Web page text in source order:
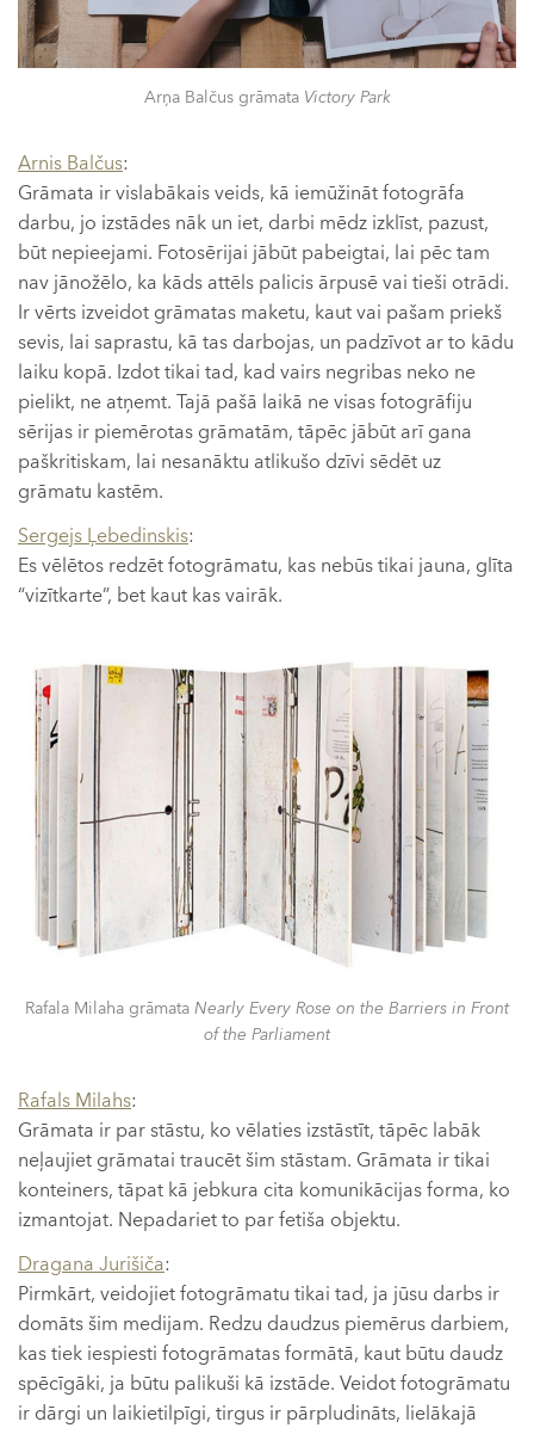
Arņa Balčus grāmata Victory Park
Arnis Balčus:
Grāmata ir vislabākais veids, kā iemūžināt fotogrāfa
darbu, jo izstādes nāk un iet, darbi mēdz izklīst, pazust,
būt nepieejami. Fotosērijai jābūt pabeigtai, lai pēc tam
nav jānožēlo, ka kāds attēls palicis ārpusē vai tieši otrādi.
Ir vērts izveidot grāmatas maketu, kaut vai pašam priekš
sevis, lai saprastu, kā tas darbojas, un padzīvot ar to kādu
laiku kopā. Izdot tikai tad, kad vairs negribas neko ne
pielikt, ne atņemt. Tajā pašā laikā ne visas fotogrāfiju
sērijas ir piemērotas grāmatām, tāpēc jābūt arī gana
paškritiskam, lai nesanāktu atlikušo dzīvi sēdēt uz
grāmatu kastēm.
Sergejs Ļebedinskis:
Es vēlētos redzēt fotogrāmatu, kas nebūs tikai jauna, glīta
“vizītkarte”, bet kaut kas vairāk.
Rafala Milaha grāmata Nearly Every Rose on the Barriers in Front
of the Parliament
Rafals Milahs:
Grāmata ir par stāstu, ko vēlaties izstāstīt, tāpēc labāk
neļaujiet grāmatai traucēt šim stāstam. Grāmata ir tikai
konteiners, tāpat kā jebkura cita komunikācijas forma, ko
izmantojat. Nepadariet to par fetiša objektu.
Dragana Jurišiča:
Pirmkārt, veidojiet fotogrāmatu tikai tad, ja jūsu darbs ir
domāts šim medijam. Redzu daudzus piemērus darbiem,
kas tiek iespiesti fotogrāmatas formātā, kaut būtu daudz
spēcīgāki, ja būtu palikuši kā izstāde. Veidot fotogrāmatu
ir dārgi un laikietilpīgi, tirgus ir pārpludināts, lielākajā